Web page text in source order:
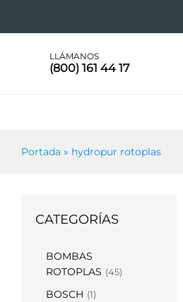
LLÁMANOS
(800) 161 44 17
Portada » hydropur rotoplas
CATEGORÍAS
BOMBAS
ROTOPLAS (45)
BOSCH (1)